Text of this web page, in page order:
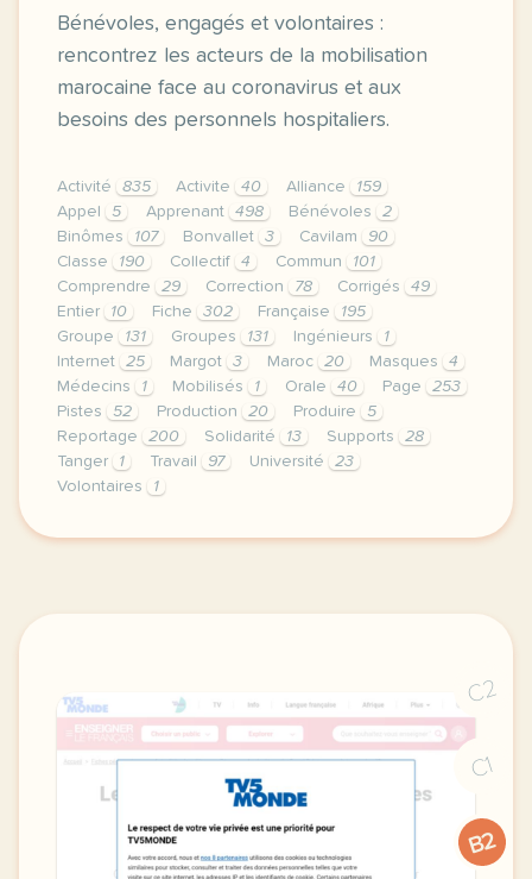
Bénévoles, engagés et volontaires :
rencontrez les acteurs de la mobilisation
marocaine face au coronavirus et aux
besoins des personnels hospitaliers.
Activité 835 Activite 40 Alliance
159
Appel
5 Apprenant 498 Bénévoles
2
Binômes
107 Bonvallet 3 Cavilam
90
Classe
190 Collectif 4 Commun
101
Comprendre
29 Correction 78 Corrigés
49
Entier
10 Fiche 302 Française
195
Groupe
131 Groupes 131 Ingénieurs
1
Internet
25 Margot 3 Maroc 20 Masques
4
Médecins
1 Mobilisés 1 Orale 40 Page
253
Pistes
52 Production 20 Produire
5
Reportage
200 Solidarité 13 Supports
28
Tanger
1 Travail 97 Université
23
Volontaires
1
le respect de votre vie privee est une priorite
C2
C1
B2